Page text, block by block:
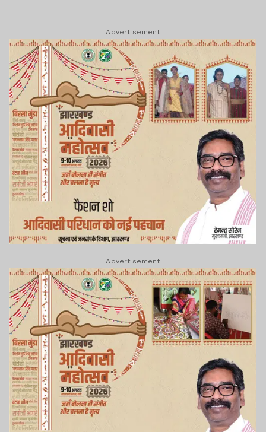
Advertisement
Advertisement